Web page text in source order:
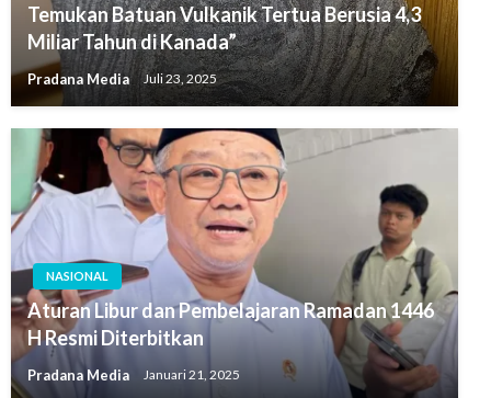
Temukan Batuan Vulkanik Tertua Berusia 4,3
Miliar Tahun di Kanada”
Pradana Media Juli 23, 2025
NASIONAL
Aturan Libur dan Pembelajaran Ramadan 1446
H Resmi Diterbitkan
Pradana Media Januari 21, 2025